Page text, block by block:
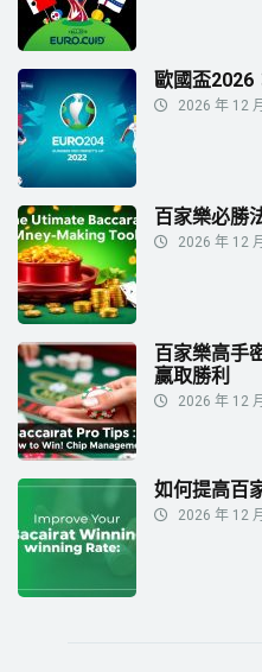
歐國盃2026
2026 年 12
百家樂必勝
2026 年 12
百家樂高手
贏取勝利
2026 年 12
如何提高百
2026 年 12